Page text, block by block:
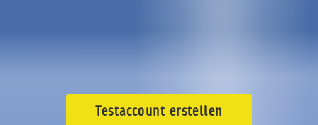
Testaccount erstellen